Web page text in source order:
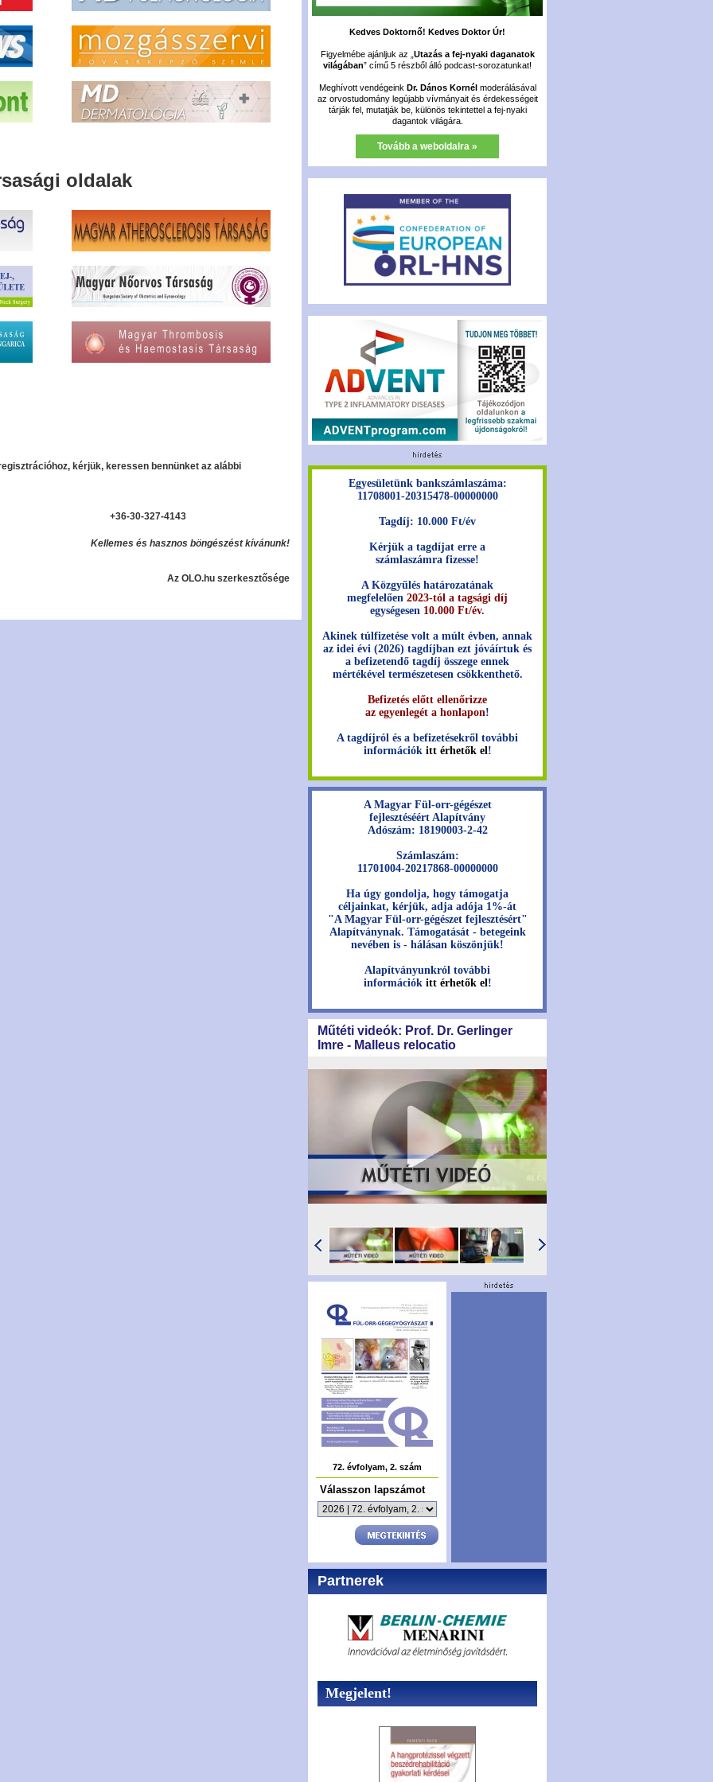
oldalak
kérjük, keressen bennünket az alábbi
+36-30-327-4143
Kellemes és hasznos böngészést kívánunk!
Az OLO.hu szerkesztősége
Kedves Doktornő! Kedves Doktor Úr!
Figyelmébe ajánljuk az „ Utazás a fej-nyaki daganatok
világában” című 5 részből álló podcast-sorozatunkat!
Meghívott vendégeink Dr. Dános Kornélmoderálásával
az orvostudomány legújabb vívmányait és érdekességeit
tárják fel, mutatják be, különös tekintettel a fej-nyaki
dagantok világára.
Tovább a weboldalra »
Egyesületünk bankszámlaszáma:
11708001-20315478-00000000
Tagdíj: 10.000 Ft/év
Kérjük a tagdíjat erre a
számlaszámra fizesse!
A Közgyűlés határozatának
megfelelően2023-tól a tagsági díj
egységesen 10.000 Ft/év.
Akinek túlfizetése volt a múlt évben, annak
az idei évi (2026) tagdíjban ezt jóváírtuk és
a befizetendő tagdíj összege ennek
mértékével természetesen csökkenthető.
Befizetés előtt ellenőrizze
az egyenlegét a honlapon!
A tagdíjról és a befizetésekről további
információk itt érhetők el!
A Magyar Fül-orr-gégészet
fejlesztéséért Alapítvány
Adószám: 18190003-2-42
Számlaszám:
11701004-20217868-00000000
Ha úgy gondolja, hogy támogatja
céljainkat, kérjük, adja adója 1%-át
"A Magyar Fül-orr-gégészet fejlesztésért"
Alapítványnak. Támogatását - betegeink
nevében is - hálásan köszönjük!
Alapítványunkról további
információk itt érhetők el!
Műtéti videók: Prof. Dr. Gerlinger
Imre - Malleus relocatio
72. évfolyam, 2. szám
Válasszon lapszámot
Partnerek
Megjelent!